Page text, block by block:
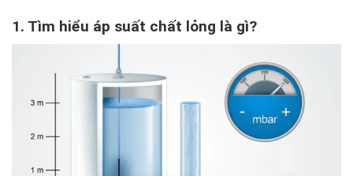
1. Tìm hiểu áp suất chất lỏng là gì?